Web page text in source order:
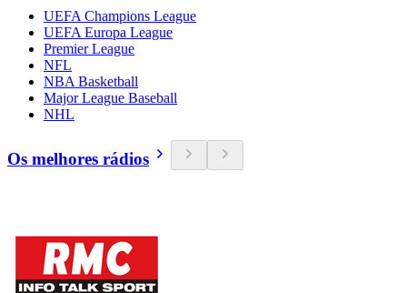
UEFA Champions League
UEFA Europa League
Premier League
NFL
NBA Basketball
Major League Baseball
NHL
Os melhores rádios